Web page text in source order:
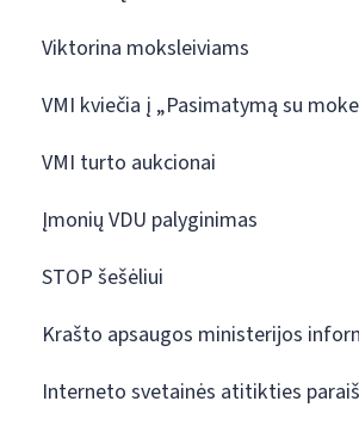
Viktorina moksleiviams
VMI kviečia į „Pasimatymą su
VMI turto aukcionai
Įmonių VDU palyginimas
STOP šešėliui
Krašto apsaugos ministerijos
Interneto svetainės atitikties